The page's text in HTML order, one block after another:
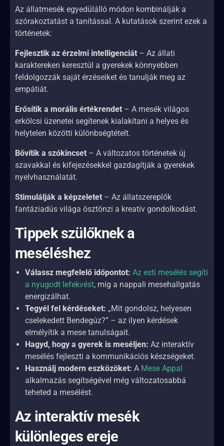
Az állatmesék egyedülálló módon kombinálják a
szórakoztatást a tanítással. A kutatások szerint ezek a
történetek:
Fejlesztik az érzelmi intelligenciát– Az állati
karaktereken keresztül a gyerekek könnyebben
feldolgozzák saját érzéseiket és tanulják meg az
empátiát.
Erősítik a morális értékrendet– A mesék világos
erkölcsi üzenetei segítenek kialakítani a helyes és
helytelen közötti különbségtételt.
Bővítik a szókincset– A változatos történetek új
szavakkal és kifejezésekkel gazdagítják a gyerekek
nyelvhasználatát.
Stimulálják a képzeletet– Az állatszereplők
fantáziadús világa ösztönzi a kreatív gondolkodást.
Tippek szülőknek a
meséléshez
Válassz megfelelő időpontot: Az esti mesélés segíti
a nyugodt lefekvést, míg a nappali mesehallgatás
energizálhat.
Tegyél fel kérdéseket: „Mit gondolsz, helyesen
cselekedett Bendegúz?” – az ilyen kérdések
elmélyítik a mese tanulságait.
Hagyd, hogy a gyerek is meséljen: Az interaktív
mesélés fejleszti a kommunikációs készségeket.
Használj modern eszközöket: A Mese Appal
alkalmazás segítségével még változatosabbá
teheted a mesélést.
Az interaktív mesék
különleges ereje